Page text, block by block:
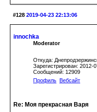
#128 2019-04-23 22:13:06
innochka
Moderator
Откуда:
Зарегистрирован: 2012-
Сообщений: 12909
Профиль
Вебсайт
Re: Моя прекрасная Варя